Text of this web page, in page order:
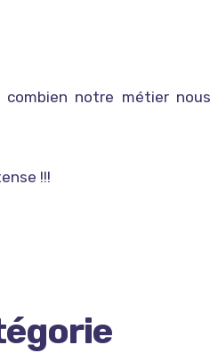
notre métier
!!!